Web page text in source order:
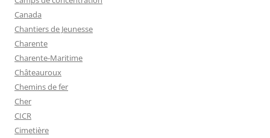
Canada
Chantiers de Jeunesse
Charente
Charente-Maritime
Châteauroux
Chemins de fer
Cher
CICR
Cimetière